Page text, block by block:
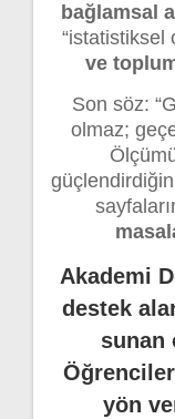
bağlamsal
“istatistiksel
ve
Son söz:
olmaz;
Akademi
destek
sunan
yön